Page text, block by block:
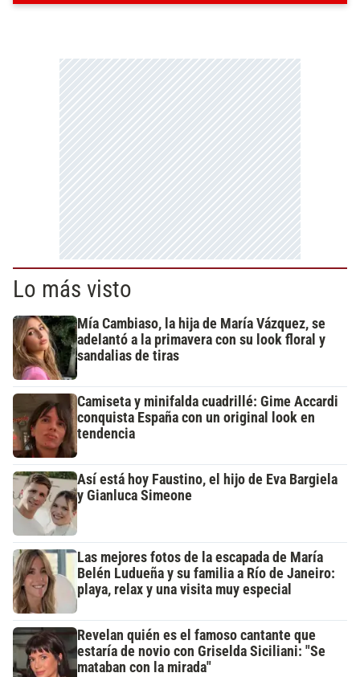
Lo más visto
Mía Cambiaso, la hija de María Vázquez, se
adelantó a la primavera con su look floral y
sandalias de tiras
Camiseta y minifalda cuadrillé: Gime Accardi
conquista España con un original look en
tendencia
Así está hoy Faustino, el hijo de Eva Bargiela
y Gianluca Simeone
Las mejores fotos de la escapada de María
Belén Ludueña y su familia a Río de Janeiro:
playa, relax y una visita muy especial
Revelan quién es el famoso cantante que
estaría de novio con Griselda Siciliani: "Se
mataban con la mirada"